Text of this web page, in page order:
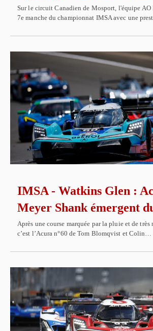
Sur le circuit Canadien de Mosport, l'équipe AO
7e manche du championnat IMSA avec une
IMSA - Watkins Glen :
Meyer Shank émergent
Après une course marquée par la pluie et de
c’est l’Acura n°60 de Tom Blomqvist et Colin…